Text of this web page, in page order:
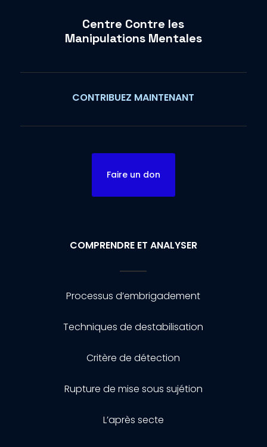
Centre Contre les
Manipulations Mentales
CONTRIBUEZ MAINTENANT
Faire un don
COMPRENDRE ET ANALYSER
Processus d’embrigadement
Techniques de destabilisation
Critère de détection
Rupture de mise sous sujétion
L’après secte